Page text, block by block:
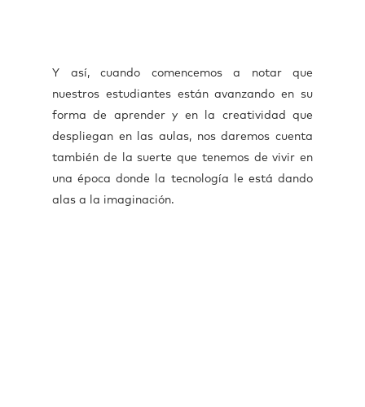
Y así, cuando comencemos a notar que
nuestros estudiantes están avanzando en su
forma de aprender y en la creatividad que
despliegan en las aulas, nos daremos cuenta
también de la suerte que tenemos de vivir en
una época donde la tecnología le está dando
alas a la imaginación.